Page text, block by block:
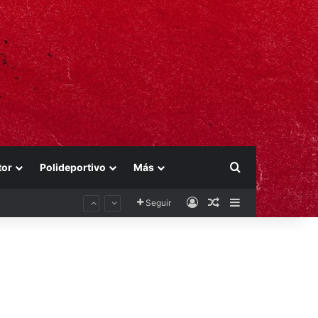
Polideportivo Más Buscar por
Seguir AccesoPublicación al
Barra lateral